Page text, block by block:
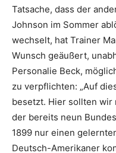
Tatsache, dass der
Johnson im Sommer
wechselt, hat Trainer
Wunsch geäußert,
Personalie Beck,
zu verpflichten: „Auf
besetzt. Hier sollten wir
der bereits neun
1899 nur einen
Deutsch-Amerikaner